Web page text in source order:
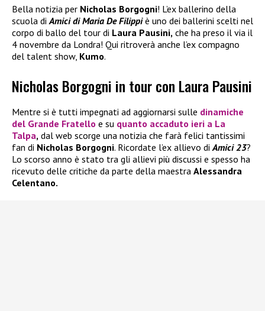
Bella notizia per Nicholas Borgogni! L’ex ballerino della
scuola di Amici di Maria De Filippiè uno dei ballerini scelti nel
corpo di ballo del tour di Laura Pausini, che ha preso il via il
4 novembre da Londra! Qui ritroverà anche l’ex compagno
del talent show, Kumo.
Nicholas Borgogni in tour con Laura Pausini
Mentre si è tutti impegnati ad aggiornarsi sulle dinamiche
del Grande Fratello e su quanto accaduto ieri a La
Talpa, dal web scorge una notizia che farà felici tantissimi
fan di Nicholas Borgogni. Ricordate l’ex allievo diAmici 23?
Lo scorso anno è stato tra gli allievi più discussi e spesso ha
ricevuto delle critiche da parte della maestra Alessandra
Celentano.